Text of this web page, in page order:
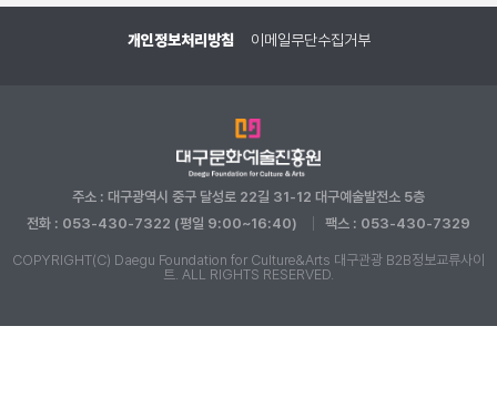
개인정보처리방침 이메일무단수집거부
주소 : 대구광역시 중구 달성로 22길 31-12 대구예술발전소 5층
전화 : 053-430-7322 (평일 9:00~16:40)
팩스 : 053-430-7329
COPYRIGHT(C) Daegu Foundation for Culture&Arts 대구관광 B2B정보교류사이
트. ALL RIGHTS RESERVED.